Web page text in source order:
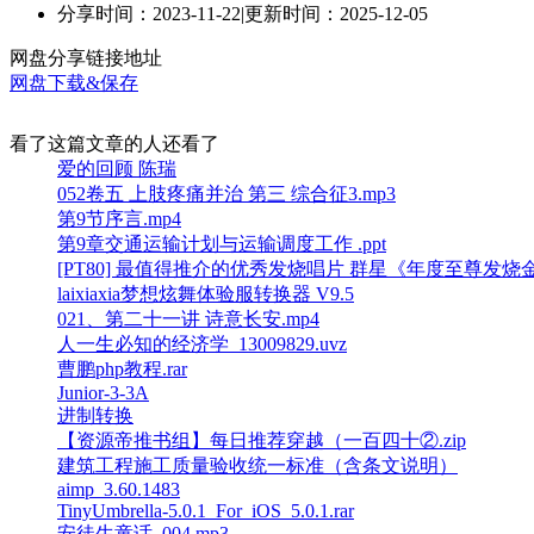
分享时间：2023-11-22|更新时间：2025-12-05
网盘分享链接地址
网盘下载&保存
看了这篇文章的人还看了
爱的回顾 陈瑞
052卷五 上肢疼痛并治 第三 综合征3.mp3
第9节序言.mp4
第9章交通运输计划与运输调度工作 .ppt
[PT80] 最值得推介的优秀发烧唱片 群星《年度至尊发烧
laixiaxia梦想炫舞体验服转换器 V9.5
021、第二十一讲 诗意长安.mp4
人一生必知的经济学_13009829.uvz
曹鹏php教程.rar
Junior-3-3A
进制转换
【资源帝推书组】每日推荐穿越（一百四十②.zip
建筑工程施工质量验收统一标准（含条文说明）
aimp_3.60.1483
TinyUmbrella-5.0.1_For_iOS_5.0.1.rar